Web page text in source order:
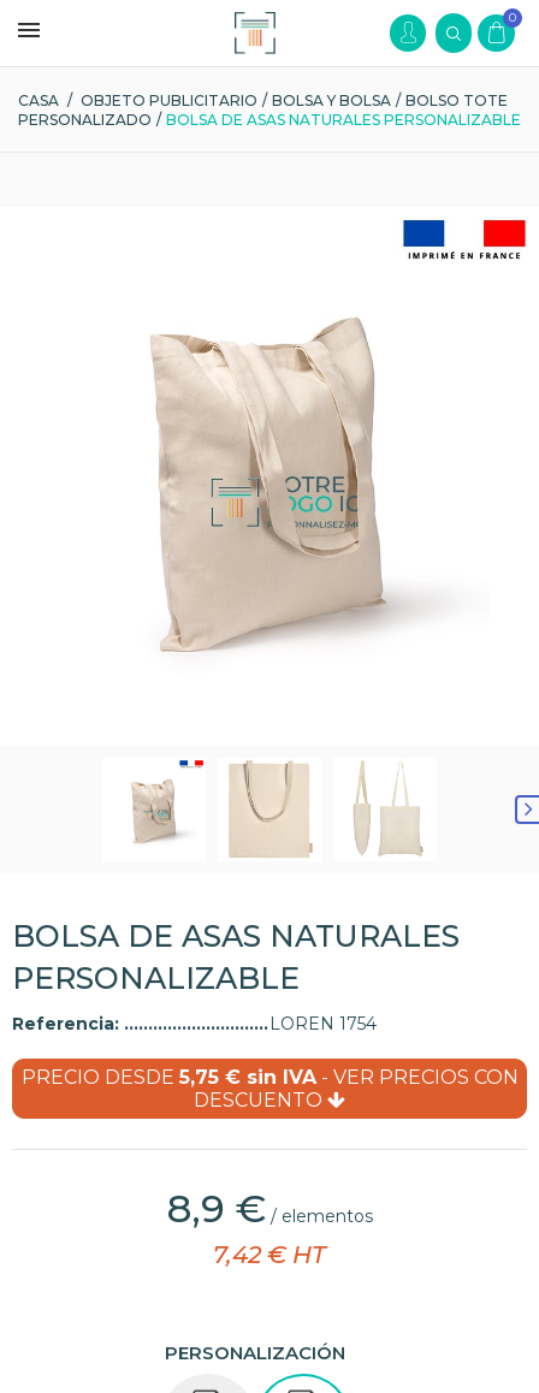
0
CASA / OBJETO PUBLICITARIO / BOLSA Y BOLSA / BOLSO TOTE
PERSONALIZADO / BOLSA DE ASAS NATURALES PERSONALIZABLE
BOLSA DE ASAS NATURALES
PERSONALIZABLE
Referencia: LOREN 1754
PRECIO DESDE5,75 € sin IVA- VER PRECIOS CON
DESCUENTO
8,9 €/ elementos
7,42 € HT
PERSONALIZACIÓN